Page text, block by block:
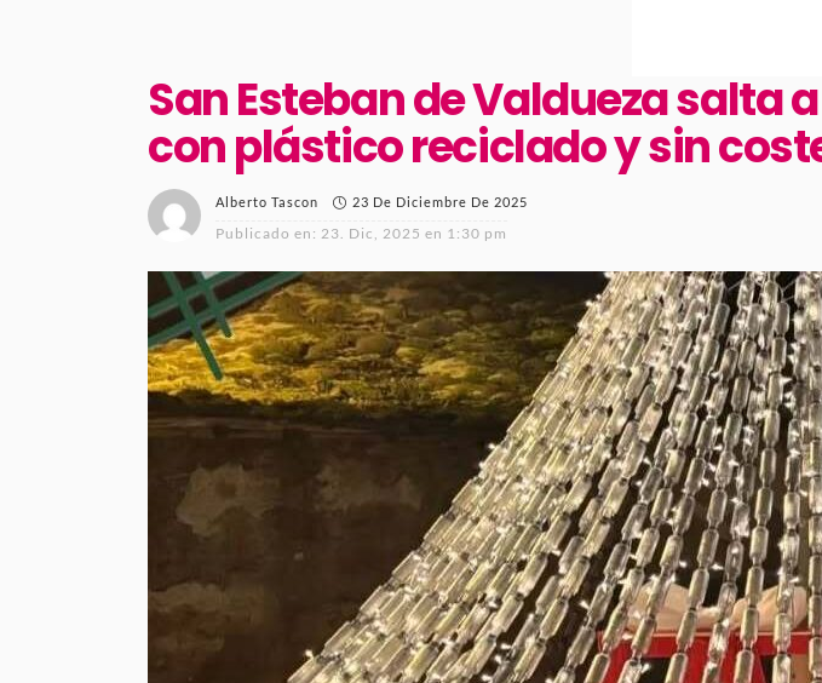
San Esteban de Valdueza salta
con plástico reciclado y sin
Alberto Tascon 23 De Diciembre De 2025
Publicado en: 23. Dic, 2025 en 1:30 pm